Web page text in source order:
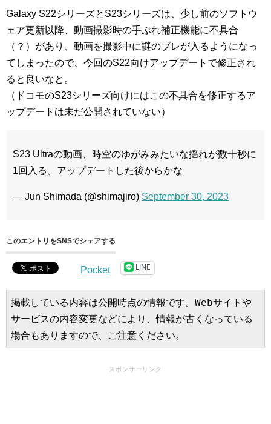
Galaxy S22シリーズとS23シリーズは、少し前のソフトウ
ェア更新以降、動画撮影時の手ぶれ補正機能に不具合
（？）があり、動画を撮影中に謎のブレが入るようになっ
てしまったので、今回のS22向けアップデートで修正され
ると良いなと。
（ドコモのS23シリーズ向けにはこの不具合を修正するア
ップデートは未だ公開されていない）
S23 Ultraの動画、時空のゆがみみたいな揺れが数十秒に
1回入る。アップデートした後からかな
— Jun Shimada (@shimajiro) September 30, 2023
このエントリをSNSでシェアする
Pocket LINE
掲載している内容は公開時点の情報です。Webサイトや
サービスの内容変更などにより、情報が古くなっている
場合もありますので、ご注意ください。
スポンサーリンク